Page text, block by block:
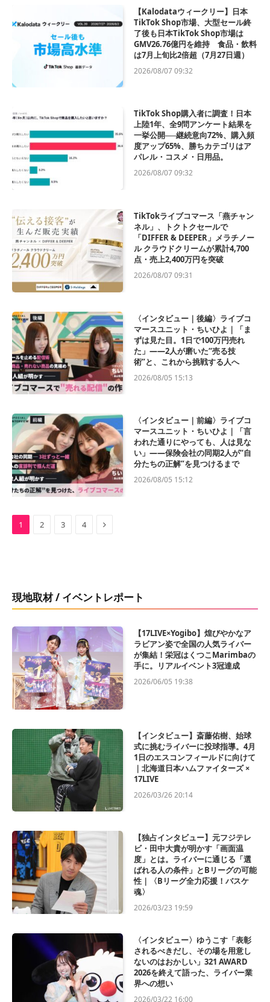
【Kalodataウィークリー】日本
TikTok Shop市場、大型セール終
了後も日本TikTok Shop市場は
GMV26.76億円を維持 食品・飲料
は7月上旬比2倍超（7月27日週）
2026/08/07 09:32
TikTok Shop購入者に調査！日本
上陸1年、全9問アンケート結果を
一挙公開──継続意向72%、購入頻
度アップ65%、勝ちカテゴリはア
パレル・コスメ・日用品。
2026/08/07 09:32
TikTokライブコマース「燕チャン
ネル」、トクトクセールで
「DIFFER & DEEPER」メラチノー
ル クラウドクリームが累計4,700
点・売上2,400万円を突破
2026/08/07 09:31
〈インタビュー｜後編〉ライブコ
マースユニット・ちいひよ｜「ま
ずは見た目。1日で100万円売れ
た」——2人が磨いた“売る技
術”と、これから挑戦する人へ
2026/08/05 15:13
〈インタビュー｜前編〉ライブコ
マースユニット・ちいひよ｜「言
われた通りにやっても、人は見な
い」——保険会社の同期2人が“自
分たちの正解”を見つけるまで
2026/08/05 15:12
1 2 3 4 Next
現地取材 / イベントレポート
【17LIVE×Yogibo】煌びやかなア
ラビアン姿で全国の人気ライバー
が集結！栄冠はくつこMarimbaの
手に。リアルイベント3冠達成
2026/06/05 19:38
【インタビュー】斎藤佑樹、始球
式に挑むライバーに投球指導。4月
1日のエスコンフィールドに向けて
｜北海道日本ハムファイターズ ×
17LIVE
2026/03/26 20:14
【独占インタビュー】元フジテレ
ビ・田中大貴が明かす「画面温
度」とは。ライバーに通じる「選
ばれる人の条件」とBリーグの可能
性｜〈Bリーグ全力応援！バスケ
魂〉
2026/03/23 19:59
〈インタビュー〉ゆうこす「表彰
されるべきだし、その場を用意し
ないのはおかしい」321 AWARD
2026を終えて語った、ライバー業
界への想い
2026/03/22 16:00